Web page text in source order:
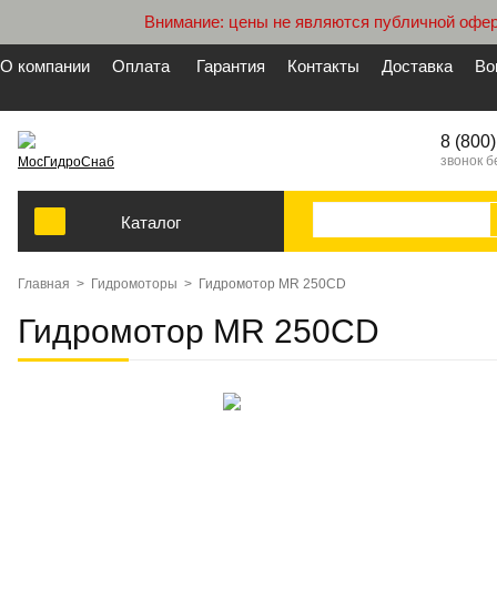
Внимание: цены не являются публичной
О компании Оплата Гарантия Контакты Доставка
МосГидроСнаб
8
звонок
Каталог
Главная > Гидромоторы > Гидромотор MR 250CD
Гидромотор MR 250CD